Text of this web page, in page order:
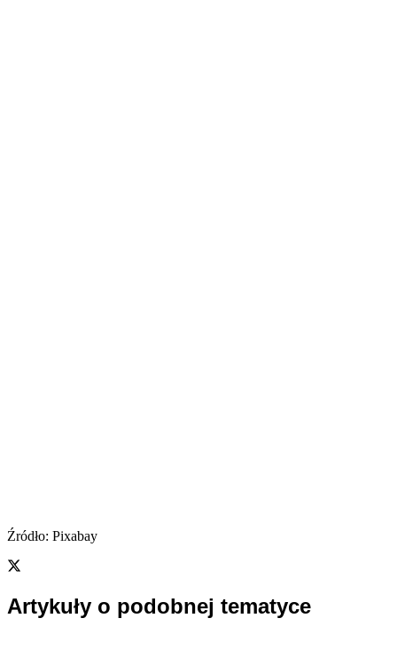
Źródło: Pixabay
Artykuły o podobnej tematyce